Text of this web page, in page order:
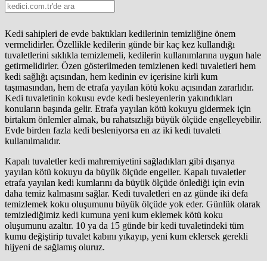
Kedi sahipleri de evde baktıkları kedilerinin temizliğine önem
vermelidirler. Özellikle kedilerin günde bir kaç kez kullandığı
tuvaletlerini sıklıkla temizlemeli, kedilerin kullanımlarına uygun hale
getirmelidirler. Özen gösterilmeden temizlenen kedi tuvaletleri hem
kedi sağlığı açısından, hem kedinin ev içerisine kirli kum
taşımasından, hem de etrafa yayılan kötü koku açısından zararlıdır.
Kedi tuvaletinin kokusu evde kedi besleyenlerin yakındıkları
konuların başında gelir. Etrafa yayılan kötü kokuyu gidermek için
birtakım önlemler almak, bu rahatsızlığı büyük ölçüde engelleyebilir.
Evde birden fazla kedi besleniyorsa en az iki kedi tuvaleti
kullanılmalıdır.
Kapalı tuvaletler kedi mahremiyetini sağladıkları gibi dışarıya
yayılan kötü kokuyu da büyük ölçüde engeller. Kapalı tuvaletler
etrafa yayılan kedi kumlarını da büyük ölçüde önlediği için evin
daha temiz kalmasını sağlar. Kedi tuvaletleri en az günde iki defa
temizlemek koku oluşumunu büyük ölçüde yok eder. Günlük olarak
temizlediğimiz kedi kumuna yeni kum eklemek kötü koku
oluşumunu azaltır. 10 ya da 15 günde bir kedi tuvaletindeki tüm
kumu değiştirip tuvalet kabını yıkayıp, yeni kum eklersek gerekli
hijyeni de sağlamış oluruz.